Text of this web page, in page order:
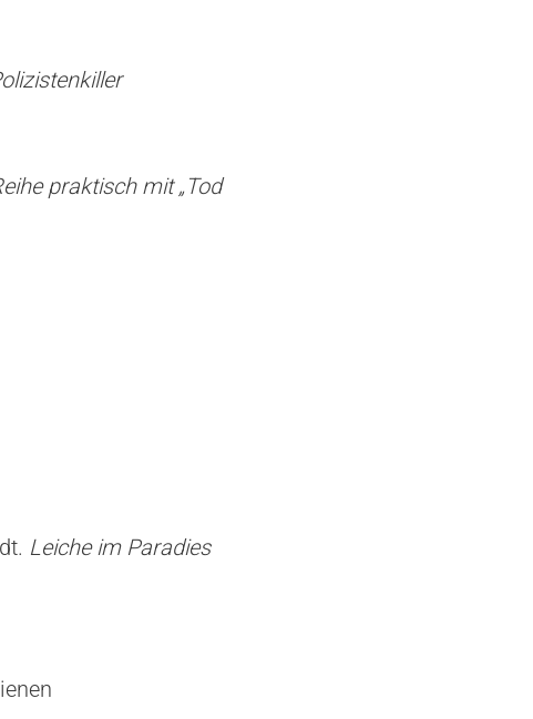
praktisch mit „Tod
Leiche im Paradies